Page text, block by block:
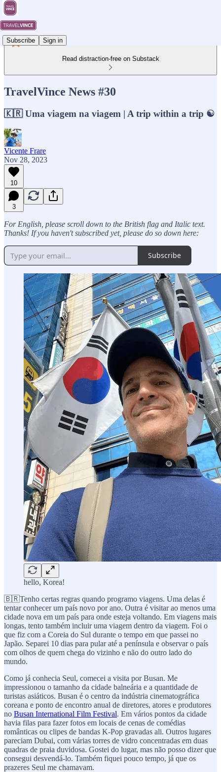
Subscribe Sign in
Read distraction-free on Substack
TravelVince News #30
🇰🇷 Uma viagem na viagem | A trip within a trip ☯️
Vicente Frare
Nov 28, 2023
10
3
For English, please scroll down to the British flag and Italic text.
Thanks! If you haven't subscribed yet, please do so down here:
Subscribe
hello, Korea!
🇧🇷Tenho certas regras quando programo viagens. Uma delas é
tentar conhecer um país novo por ano. Outra é visitar ao menos uma
cidade nova em um país para onde esteja voltando. Em viagens mais
longas, tento também incluir uma viagem dentro da viagem. Foi o
que fiz com a Coreia do Sul durante o tempo em que passei no
Japão. Separei 10 dias para pular até a península e observar o país
com olhos de quem chega do vizinho e não do outro lado do
mundo.
Como já conhecia Seul, comecei a visita por Busan. Me
impressionou o tamanho da cidade balneária e a quantidade de
turistas asiáticos. Busan é o centro da indústria cinematográfica
coreana e ponto de encontro anual de diretores, atores e produtores
no Busan International Film Festival. Em vários pontos da cidade
havia filas para fazer fotos em locais de cenas de comédias
românticas ou clipes de bandas K-Pop gravadas ali. Outros lugares
pareciam Dubai, com várias torres de vidro concentradas em duas
quadras de praia duvidosa. Gostei do lugar, mas não posso dizer que
consegui desvendá-lo. Também fiquei pouco tempo, já que os
prazeres Seul me chamavam.